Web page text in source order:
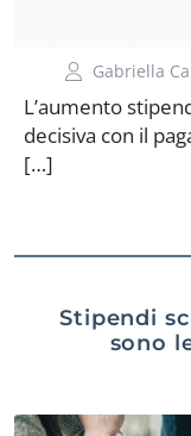
Gabriella
L’aumento
decisiva con il
[…]
Stipendi
sono